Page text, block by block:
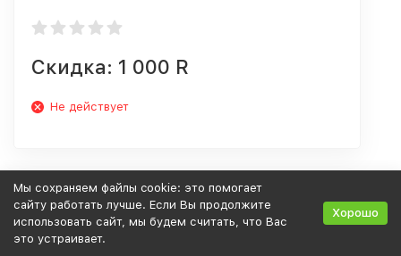
Скидка: 1 000 R
Не действует
Мы сохраняем файлы cookie: это помогает
сайту работать лучше. Если Вы продолжите
использовать сайт, мы будем считать, что Вас
это устраивает.
Хорошо